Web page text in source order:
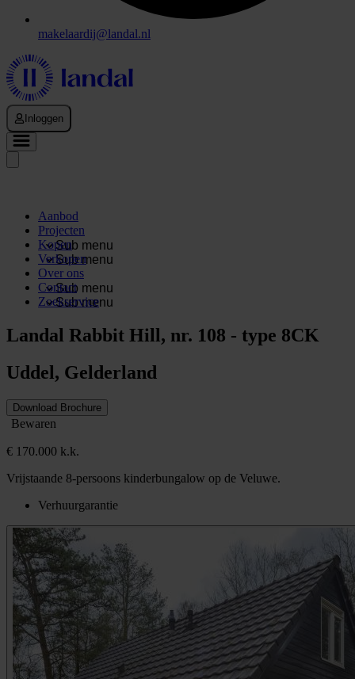
makelaardij@landal.nl
Inloggen
Aanbod
Projecten
Sub menu
Kopen
Sub menu
Verkopen
Over ons
Sub menu
Contact
Sub menu
Zoekservice
Landal Rabbit Hill, nr. 108 - type 8CK
Uddel, Gelderland
Download Brochure
Bewaren
€ 170.000 k.k.
Vrijstaande 8-persoons kinderbungalow op de Veluwe.
Verhuurgarantie